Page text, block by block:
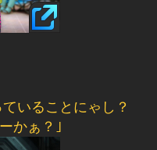
いることにゃし？
かぁ？｣